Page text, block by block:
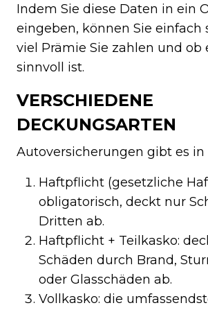
Indem Sie diese Daten in ein
eingeben, können Sie einfach
viel Prämie Sie zahlen und ob
sinnvoll ist.
VERSCHIEDENE
DECKUNGSARTEN
Autoversicherungen gibt es in
Haftpflicht (gesetzliche
obligatorisch, deckt nur
Dritten ab.
Haftpflicht + Teilkasko:
Schäden durch Brand,
oder Glasschäden ab.
Vollkasko: die